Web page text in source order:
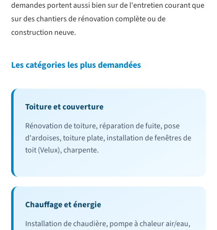
demandes portent aussi bien sur de l'entretien courant que
sur des chantiers de rénovation complète ou de
construction neuve.
Les catégories les plus demandées
Toiture et couverture
Rénovation de toiture, réparation de fuite, pose
d'ardoises, toiture plate, installation de fenêtres de
toit (Velux), charpente.
Chauffage et énergie
Installation de chaudière, pompe à chaleur air/eau,